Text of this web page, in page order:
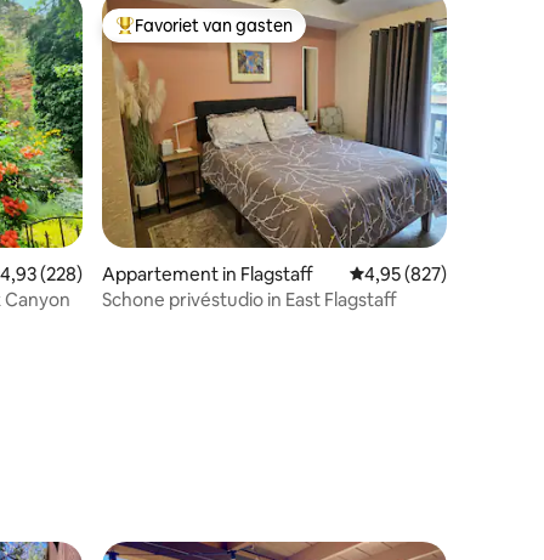
beoordeling van 4,93 uit 5, 228 recensies
4,93 (228)
Canyon
Topfavoriet van gasten
Favoriet van gasten
Appartement in Flagstaff Gemiddelde
4,95 (827)
Schone privéstudio in East Flagstaff